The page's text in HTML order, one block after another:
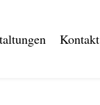
Kontakt